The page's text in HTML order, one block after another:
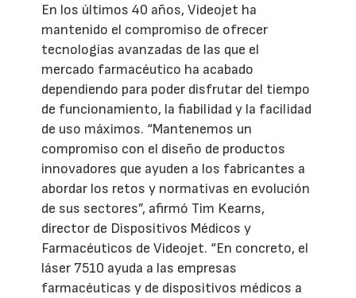
En los últimos 40 años, Videojet ha
mantenido el compromiso de ofrecer
tecnologías avanzadas de las que el
mercado farmacéutico ha acabado
dependiendo para poder disfrutar del tiempo
de funcionamiento, la fiabilidad y la facilidad
de uso máximos. “Mantenemos un
compromiso con el diseño de productos
innovadores que ayuden a los fabricantes a
abordar los retos y normativas en evolución
de sus sectores”, afirmó Tim Kearns,
director de Dispositivos Médicos y
Farmacéuticos de Videojet. “En concreto, el
láser 7510 ayuda a las empresas
farmacéuticas y de dispositivos médicos a